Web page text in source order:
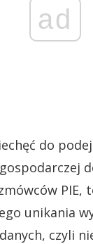
ad
do
PIE,
unikania
czyli